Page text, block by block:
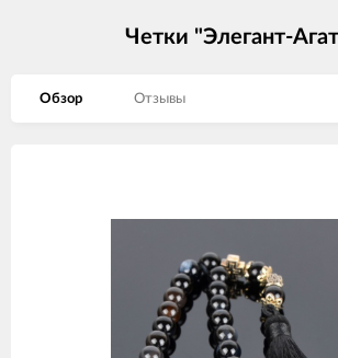
Четки "Элегант-
Обзор Отзывы